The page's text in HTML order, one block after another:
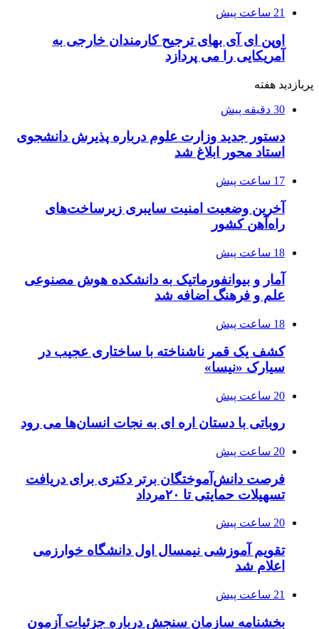
21 ساعت پیش
اوپن ای آی بهای ترجیح کارمندان خارجی به
آمریکایی را می پردازد
پربازدید هفته
30 دقیقه پیش
دستور جدید وزارت علوم درباره پذیرش دانشجوی
استاد محور ابلاغ شد
17 ساعت پیش
آخرین وضعیت امنیت سایبری زیرساخت‌های
راه‌آهن کشور
18 ساعت پیش
آمار و بیوانفورماتیک به دانشکده هوش مصنوعی
علم و فرهنگ اضافه شد
18 ساعت پیش
کشف یک قمر ناشناخته با ساختاری عجیب در
سیارک «نیسا»
20 ساعت پیش
روباتی با دستان اره ای به نجات انسان‌ها می رود
20 ساعت پیش
فرصت دانش‌آموختگان برتر دکتری‌ برای دریافت
تسهیلات حمایتی تا ۲۰مرداد
20 ساعت پیش
تقویم آموزشی نیمسال اول دانشگاه خوارزمی
اعلام شد
21 ساعت پیش
بخشنامه سازمان سنجش درباره جزئیات آزمون